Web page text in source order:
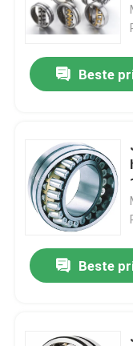
Beste
Beste